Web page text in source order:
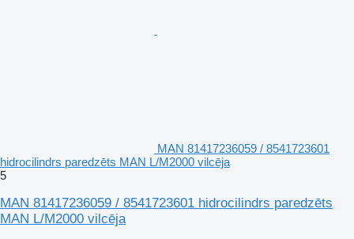
MAN 81417236059 / 8541723601
hidrocilindrs paredzēts MAN L/M2000 vilcēja
5
MAN 81417236059 / 8541723601 hidrocilindrs paredzēts
MAN L/M2000 vilcēja